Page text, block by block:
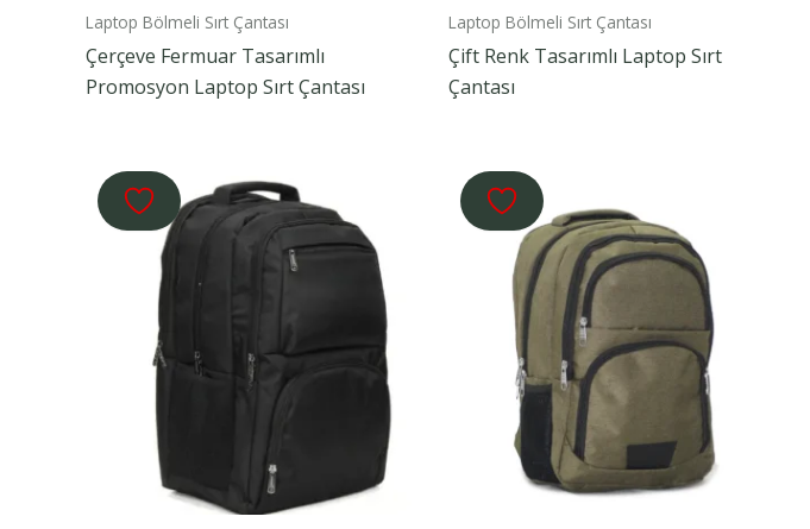
Laptop Bölmeli Sırt Çantası
Çerçeve Fermuar Tasarımlı
Promosyon Laptop Sırt Çantası
Laptop Bölmeli Sırt Çantası
Çift Renk Tasarımlı Laptop Sırt
Çantası